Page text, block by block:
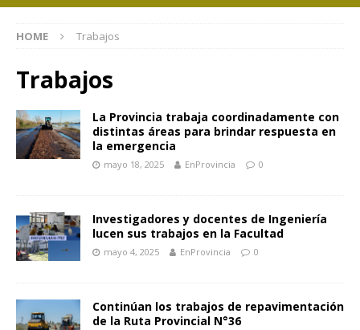
HOME Trabajos
Trabajos
La Provincia trabaja coordinadamente con
distintas áreas para brindar respuesta en
la emergencia
mayo 18, 2025 EnProvincia 0
Investigadores y docentes de Ingeniería
lucen sus trabajos en la Facultad
mayo 4, 2025 EnProvincia 0
Continúan los trabajos de repavimentación
de la Ruta Provincial N°36